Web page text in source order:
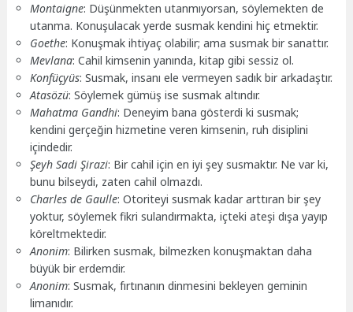
Montaigne: Düşünmekten utanmıyorsan, söylemekten de
utanma. Konuşulacak yerde susmak kendini hiç etmektir.
Goethe: Konuşmak ihtiyaç olabilir; ama susmak bir sanattır.
Mevlana: Cahil kimsenin yanında, kitap gibi sessiz ol.
Konfüçyüs: Susmak, insanı ele vermeyen sadık bir arkadaştır.
Atasözü: Söylemek gümüş ise susmak altındır.
Mahatma Gandhi: Deneyim bana gösterdi ki susmak;
kendini gerçeğin hizmetine veren kimsenin, ruh disiplini
içindedir.
Şeyh Sadi Şirazi: Bir cahil için en iyi şey susmaktır. Ne var ki,
bunu bilseydi, zaten cahil olmazdı.
Charles de Gaulle: Otoriteyi susmak kadar arttıran bir şey
yoktur, söylemek fikri sulandırmakta, içteki ateşi dışa yayıp
köreltmektedir.
Anonim: Bilirken susmak, bilmezken konuşmaktan daha
büyük bir erdemdir.
Anonim: Susmak, fırtınanın dinmesini bekleyen geminin
limanıdır.